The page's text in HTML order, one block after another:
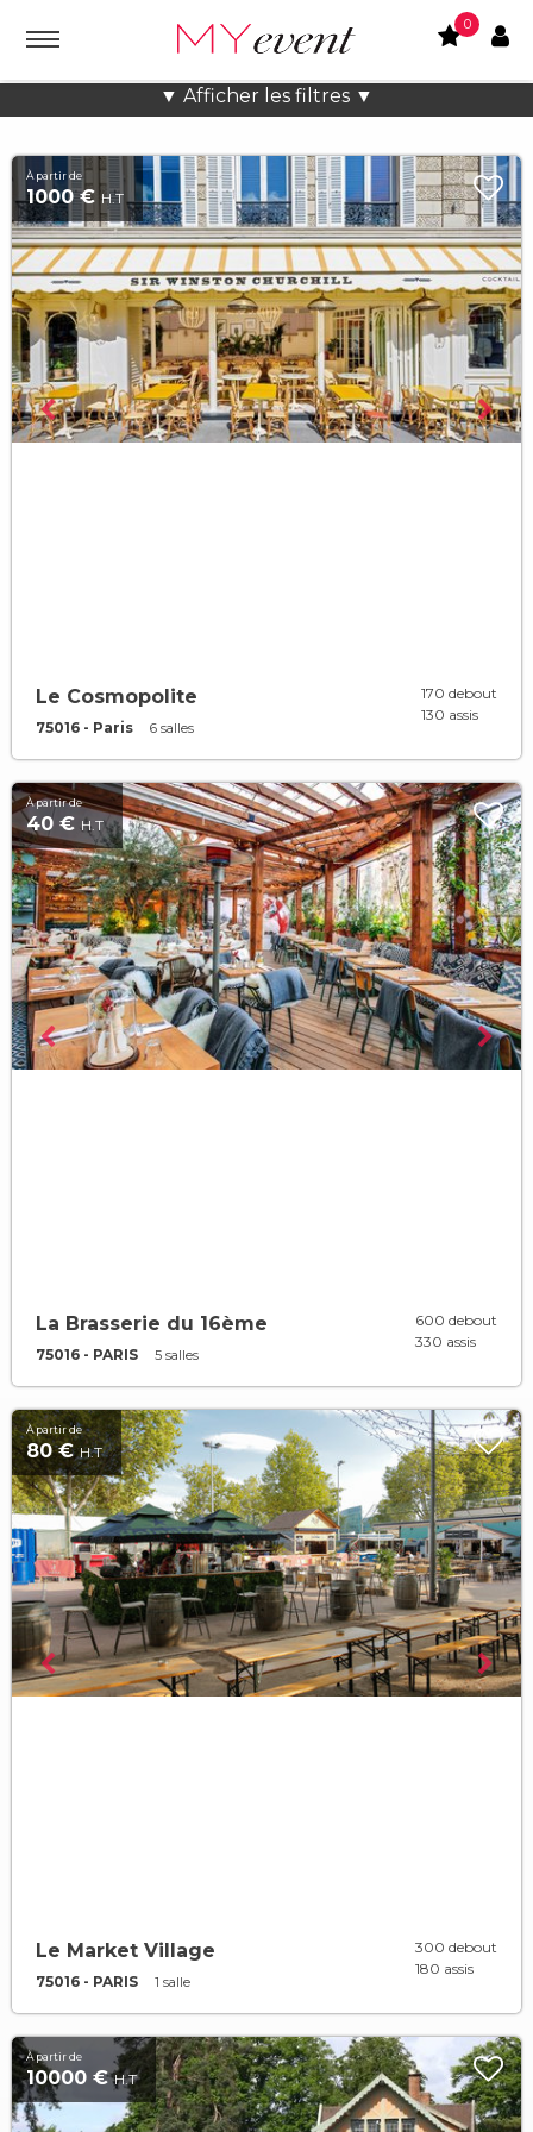
0
▼ Afficher les filtres ▼
Location lieux et salles atypiques
À partir de
1000 € H.T
Le Cosmopolite
75016 - Paris 6 salles
170 debout
130 assis
À partir de
40 € H.T
La Brasserie du 16ème
75016 - PARIS 5 salles
600 debout
330 assis
À partir de
80 €H.T
Le Market Village
75016 - PARIS 1 salle
300 debout
180 assis
À partir de
10000 €H.T